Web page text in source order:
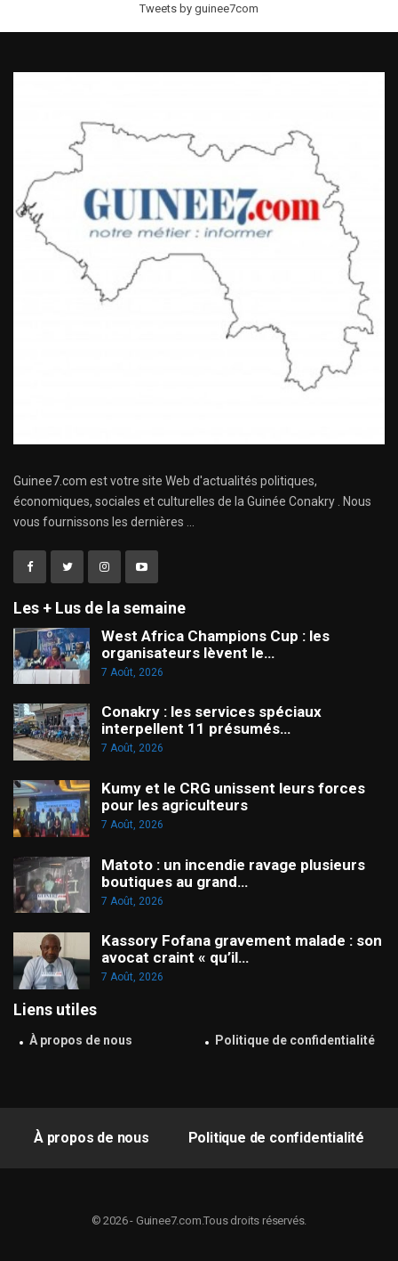
Tweets by guinee7com
Guinee7.com est votre site Web d'actualités politiques,
économiques, sociales et culturelles de la Guinée Conakry . Nous
vous fournissons les dernières ...
Les + Lus de la semaine
West Africa Champions Cup : les
organisateurs lèvent le…
7 Août, 2026
Conakry : les services spéciaux
interpellent 11 présumés…
7 Août, 2026
Kumy et le CRG unissent leurs forces
pour les agriculteurs
7 Août, 2026
Matoto : un incendie ravage plusieurs
boutiques au grand…
7 Août, 2026
Kassory Fofana gravement malade : son
avocat craint « qu’il…
7 Août, 2026
Liens utiles
À propos de nous Politique de confidentialité
À propos de nous Politique de confidentialité
© 2026 - Guinee7.com.Tous droits réservés.